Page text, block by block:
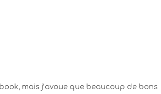
mais j’avoue que beaucoup de bons